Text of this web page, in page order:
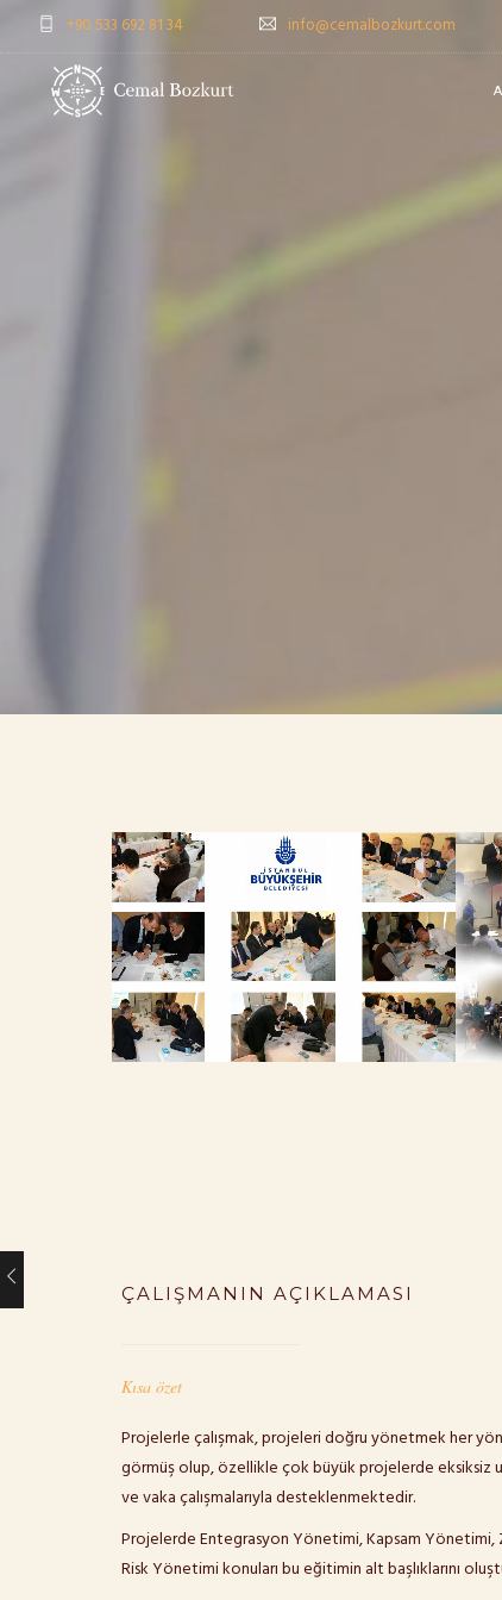
+90 533 692 81 34 info@cemalbozkurt.com
ÇALIŞMANIN AÇIKLAMASI
Kısa özet
Projelerle çalışmak, projeleri doğru yönetmek her
görmüş olup, özellikle çok büyük projelerde eksiksiz
ve vaka çalışmalarıyla desteklenmektedir.
Projelerde Entegrasyon Yönetimi, Kapsam
Risk Yönetimi konuları bu eğitimin alt başlıklarını